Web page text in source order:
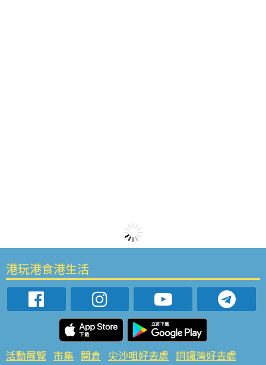
港玩港食港生活
活動展覽 市集 開倉 尖沙咀好去處 銅鑼灣好去處